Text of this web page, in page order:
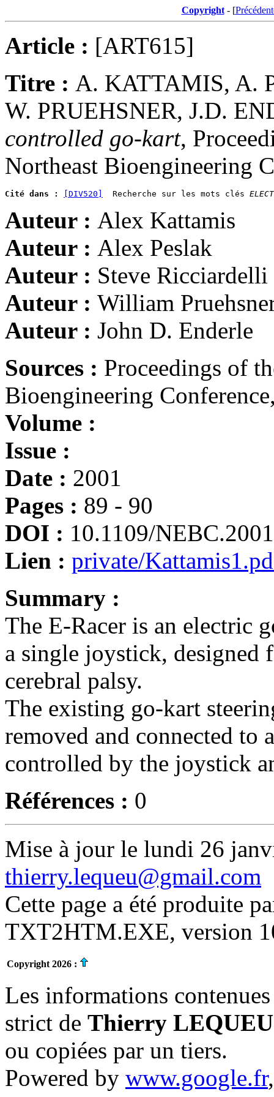
Copyright- [
Article : [ART615]
Titre : A. KATTAMIS, A.
W. PRUEHSNER, J.D.
controlled go-kart,
Northeast Bioengineering
Cité dans : [DIV520]
  Recherche sur les mots clés
Auteur : Alex Kattamis
Auteur : Alex Peslak
Auteur : Steve Ricciardelli
Auteur : William
Auteur : John D. Enderle
Sources : Proceedings of
Bioengineering
Volume :
Issue :
Date : 2001
Pages : 89 - 90
DOI : 10.1109/
Lien : private/
Summary :
The E-Racer is an electric
a single joystick, designed
cerebral palsy.
The existing go-kart
removed and connected to
controlled by the joystick
Références : 0
Mise à jour le lundi 26
thierry.lequeu@gmail.com
Cette page a été produite
TXT2HTM.EXE, version
Copyright 2026 :
Les informations
strict de Thierry LEQUEU
ou copiées par un tiers.
Powered by www.google.fr